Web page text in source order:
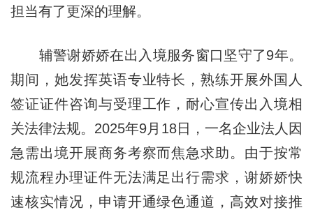
担当有了更深的理解。
辅警谢娇娇在出入境服务窗口坚守了9年。
期间，她发挥英语专业特长，熟练开展外国人
签证证件咨询与受理工作，耐心宣传出入境相
关法律法规。2025年9月18日，一名企业法人因
急需出境开展商务考察而焦急求助。由于按常
规流程办理证件无法满足出行需求，谢娇娇快
速核实情况，申请开通绿色通道，高效对接推